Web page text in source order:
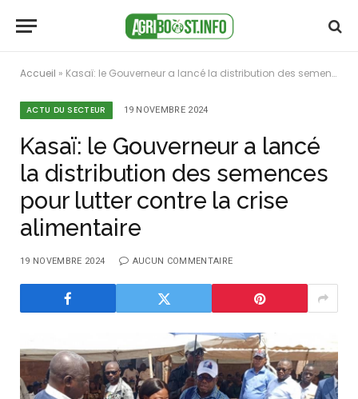
Accueil » Kasaï: le Gouverneur a lancé la distribution des semences pour lutter contre la crise alimentaire
ACTU DU SECTEUR 19 NOVEMBRE 2024
Kasaï: le Gouverneur a lancé
la distribution des semences
pour lutter contre la crise
alimentaire
19 NOVEMBRE 2024 AUCUN COMMENTAIRE